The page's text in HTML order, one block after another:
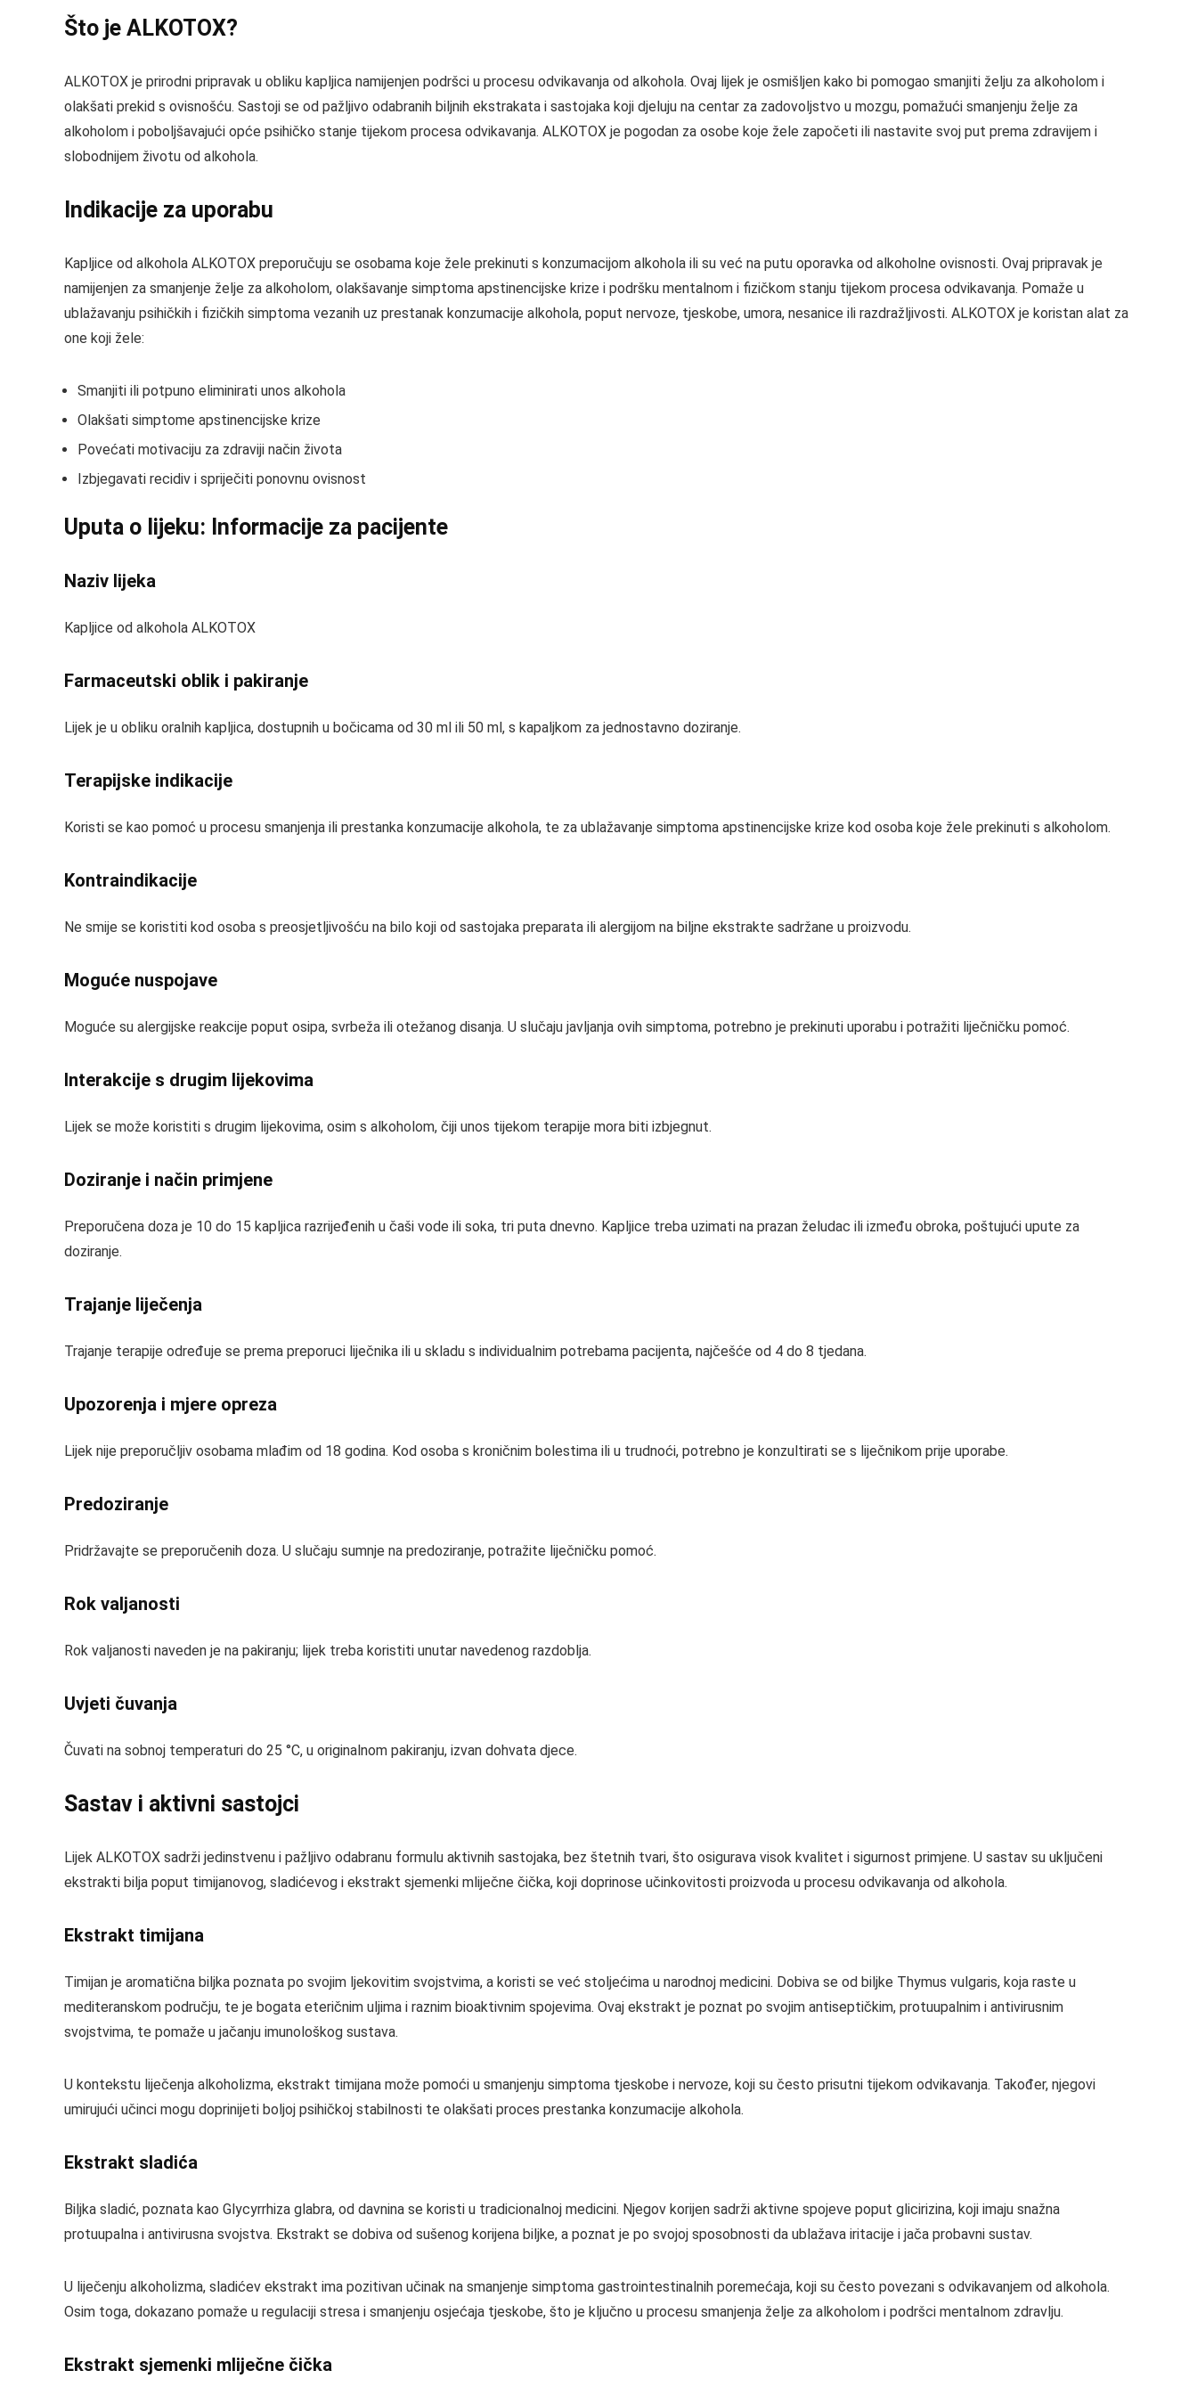
Što je ALKOTOX?
ALKOTOX je prirodni pripravak u obliku kapljica namijenjen podršci u procesu odvikavanja od alkohola. Ovaj lijek je osmišljen kako bi pomogao smanjiti želju za alkoholom i
olakšati prekid s ovisnošću. Sastoji se od pažljivo odabranih biljnih ekstrakata i sastojaka koji djeluju na centar za zadovoljstvo u mozgu, pomažući smanjenju želje za
alkoholom i poboljšavajući opće psihičko stanje tijekom procesa odvikavanja. ALKOTOX je pogodan za osobe koje žele započeti ili nastavite svoj put prema zdravijem i
slobodnijem životu od alkohola.
Indikacije za uporabu
Kapljice od alkohola ALKOTOX preporučuju se osobama koje žele prekinuti s konzumacijom alkohola ili su već na putu oporavka od alkoholne ovisnosti. Ovaj pripravak je
namijenjen za smanjenje želje za alkoholom, olakšavanje simptoma apstinencijske krize i podršku mentalnom i fizičkom stanju tijekom procesa odvikavanja. Pomaže u
ublažavanju psihičkih i fizičkih simptoma vezanih uz prestanak konzumacije alkohola, poput nervoze, tjeskobe, umora, nesanice ili razdražljivosti. ALKOTOX je koristan alat za
one koji žele:
Smanjiti ili potpuno eliminirati unos alkohola
Olakšati simptome apstinencijske krize
Povećati motivaciju za zdraviji način života
Izbjegavati recidiv i spriječiti ponovnu ovisnost
Uputa o lijeku: Informacije za pacijente
Naziv lijeka
Kapljice od alkohola ALKOTOX
Farmaceutski oblik i pakiranje
Lijek je u obliku oralnih kapljica, dostupnih u bočicama od 30 ml ili 50 ml, s kapaljkom za jednostavno doziranje.
Terapijske indikacije
Koristi se kao pomoć u procesu smanjenja ili prestanka konzumacije alkohola, te za ublažavanje simptoma apstinencijske krize kod osoba koje žele prekinuti s alkoholom.
Kontraindikacije
Ne smije se koristiti kod osoba s preosjetljivošću na bilo koji od sastojaka preparata ili alergijom na biljne ekstrakte sadržane u proizvodu.
Moguće nuspojave
Moguće su alergijske reakcije poput osipa, svrbeža ili otežanog disanja. U slučaju javljanja ovih simptoma, potrebno je prekinuti uporabu i potražiti liječničku pomoć.
Interakcije s drugim lijekovima
Lijek se može koristiti s drugim lijekovima, osim s alkoholom, čiji unos tijekom terapije mora biti izbjegnut.
Doziranje i način primjene
Preporučena doza je 10 do 15 kapljica razrijeđenih u čaši vode ili soka, tri puta dnevno. Kapljice treba uzimati na prazan želudac ili između obroka, poštujući upute za
doziranje.
Trajanje liječenja
Trajanje terapije određuje se prema preporuci liječnika ili u skladu s individualnim potrebama pacijenta, najčešće od 4 do 8 tjedana.
Upozorenja i mjere opreza
Lijek nije preporučljiv osobama mlađim od 18 godina. Kod osoba s kroničnim bolestima ili u trudnoći, potrebno je konzultirati se s liječnikom prije uporabe.
Predoziranje
Pridržavajte se preporučenih doza. U slučaju sumnje na predoziranje, potražite liječničku pomoć.
Rok valjanosti
Rok valjanosti naveden je na pakiranju; lijek treba koristiti unutar navedenog razdoblja.
Uvjeti čuvanja
Čuvati na sobnoj temperaturi do 25 °C, u originalnom pakiranju, izvan dohvata djece.
Sastav i aktivni sastojci
Lijek ALKOTOX sadrži jedinstvenu i pažljivo odabranu formulu aktivnih sastojaka, bez štetnih tvari, što osigurava visok kvalitet i sigurnost primjene. U sastav su uključeni
ekstrakti bilja poput timijanovog, sladićevog i ekstrakt sjemenki mliječne čička, koji doprinose učinkovitosti proizvoda u procesu odvikavanja od alkohola.
Ekstrakt timijana
Timijan je aromatična biljka poznata po svojim ljekovitim svojstvima, a koristi se već stoljećima u narodnoj medicini. Dobiva se od biljke Thymus vulgaris, koja raste u
mediteranskom području, te je bogata eteričnim uljima i raznim bioaktivnim spojevima. Ovaj ekstrakt je poznat po svojim antiseptičkim, protuupalnim i antivirusnim
svojstvima, te pomaže u jačanju imunološkog sustava.
U kontekstu liječenja alkoholizma, ekstrakt timijana može pomoći u smanjenju simptoma tjeskobe i nervoze, koji su često prisutni tijekom odvikavanja. Također, njegovi
umirujući učinci mogu doprinijeti boljoj psihičkoj stabilnosti te olakšati proces prestanka konzumacije alkohola.
Ekstrakt sladića
Biljka sladić, poznata kao Glycyrrhiza glabra, od davnina se koristi u tradicionalnoj medicini. Njegov korijen sadrži aktivne spojeve poput glicirizina, koji imaju snažna
protuupalna i antivirusna svojstva. Ekstrakt se dobiva od sušenog korijena biljke, a poznat je po svojoj sposobnosti da ublažava iritacije i jača probavni sustav.
U liječenju alkoholizma, sladićev ekstrakt ima pozitivan učinak na smanjenje simptoma gastrointestinalnih poremećaja, koji su često povezani s odvikavanjem od alkohola.
Osim toga, dokazano pomaže u regulaciji stresa i smanjenju osjećaja tjeskobe, što je ključno u procesu smanjenja želje za alkoholom i podršci mentalnom zdravlju.
Ekstrakt sjemenki mliječne čička